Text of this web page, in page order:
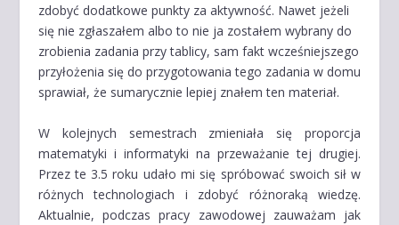
zdobyć dodatkowe punkty za aktywność. Nawet jeżeli
się nie zgłaszałem albo to nie ja zostałem wybrany do
zrobienia zadania przy tablicy, sam fakt wcześniejszego
przyłożenia się do przygotowania tego zadania w domu
sprawiał, że sumarycznie lepiej znałem ten materiał.
W kolejnych semestrach zmieniała się proporcja
matematyki i informatyki na przeważanie tej drugiej.
Przez te 3.5 roku udało mi się spróbować swoich sił w
różnych technologiach i zdobyć różnoraką wiedzę.
Aktualnie, podczas pracy zawodowej zauważam jak